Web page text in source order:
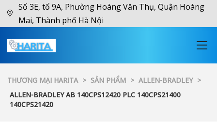
Số 3E, tổ 9A, Phường Hoàng Văn Thụ, Quận Hoàng
Mai, Thành phố Hà Nội
THƯƠNG MẠI HARITA > SẢN PHẨM > ALLEN-BRADLEY >
ALLEN-BRADLEY AB 140CPS12420 PLC 140CPS21400
140CPS21420